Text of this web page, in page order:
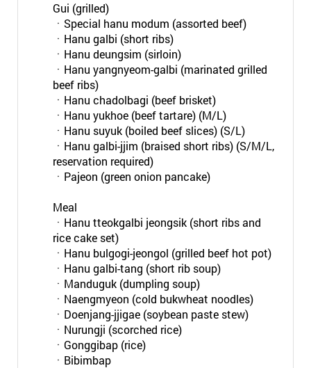
Gui (grilled)
ㆍSpecial hanu modum (assorted beef)
ㆍHanu galbi (short ribs)
ㆍHanu deungsim (sirloin)
ㆍHanu yangnyeom-galbi (marinated grilled
beef ribs)
ㆍHanu chadolbagi (beef brisket)
ㆍHanu yukhoe (beef tartare) (M/L)
ㆍHanu suyuk (boiled beef slices) (S/L)
ㆍHanu galbi-jjim (braised short ribs) (S/M/L,
reservation required)
ㆍPajeon (green onion pancake)
Meal
ㆍHanu tteokgalbi jeongsik (short ribs and
rice cake set)
ㆍHanu bulgogi-jeongol (grilled beef hot pot)
ㆍHanu galbi-tang (short rib soup)
ㆍManduguk (dumpling soup)
ㆍNaengmyeon (cold bukwheat noodles)
ㆍDoenjang-jjigae (soybean paste stew)
ㆍNurungji (scorched rice)
ㆍGonggibap (rice)
ㆍBibimbap